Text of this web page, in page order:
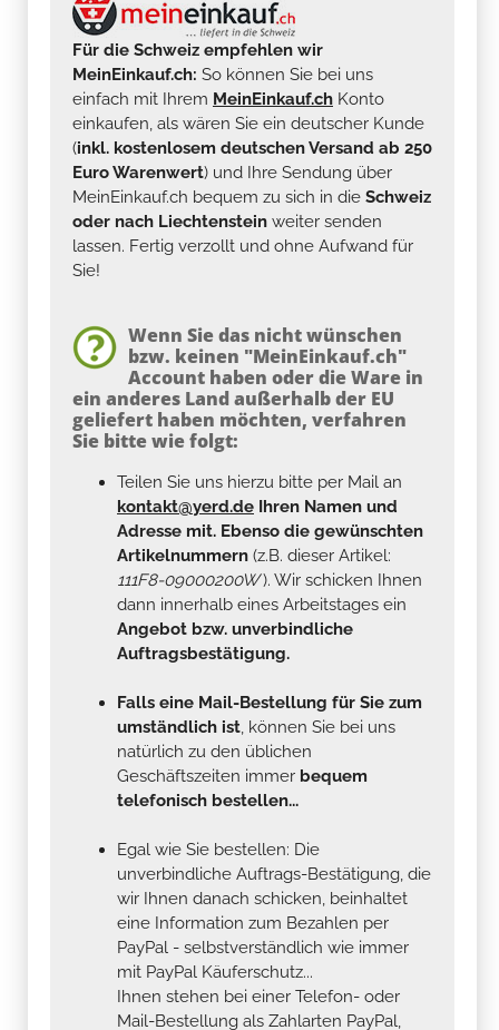
Für die Schweiz empfehlen wir
MeinEinkauf.ch: So können Sie bei uns
einfach mit Ihrem MeinEinkauf.ch Konto
einkaufen, als wären Sie ein deutscher Kunde
(inkl. kostenlosem deutschen Versand ab 250
Euro Warenwert) und Ihre Sendung über
MeinEinkauf.ch bequem zu sich in die Schweiz
oder nach Liechtenstein weiter senden
lassen. Fertig verzollt und ohne Aufwand für
Sie!
Wenn Sie das nicht wünschen
bzw. keinen "MeinEinkauf.ch"
Account haben oder die Ware in
ein anderes Land außerhalb der EU
geliefert haben möchten, verfahren
Sie bitte wie folgt:
Teilen Sie uns hierzu bitte per Mail an
kontakt@yerd.de Ihren Namen und
Adresse mit. Ebenso die gewünschten
Artikelnummern (z.B. dieser Artikel:
111F8-09000200W). Wir schicken Ihnen
dann innerhalb eines Arbeitstages ein
Angebot bzw. unverbindliche
Auftragsbestätigung.
Falls eine Mail-Bestellung für Sie zum
umständlich ist, können Sie bei uns
natürlich zu den üblichen
Geschäftszeiten immer bequem
telefonisch bestellen...
Egal wie Sie bestellen: Die
unverbindliche Auftrags-Bestätigung, die
wir Ihnen danach schicken, beinhaltet
eine Information zum Bezahlen per
PayPal - selbstverständlich wie immer
mit PayPal Käuferschutz...
Ihnen stehen bei einer Telefon- oder
Mail-Bestellung als Zahlarten PayPal,